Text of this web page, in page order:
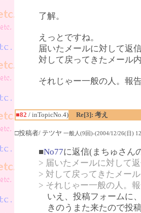
了解。
えっとですね。
届いたメールに対して返
対して戻ってきたメール
それじゃー一般の人。報
■82 / inTopicNo.4) Re[3]: 考え
□投稿者/ テツヤ 一般人(9回)-(2004/12/26(日)
■No77に返信(まちゅさん
> 届いたメールに対して
> 対して戻ってきたメー
> それじゃー一般の人。
いえ、投稿フォームに
きのうまた来たので投